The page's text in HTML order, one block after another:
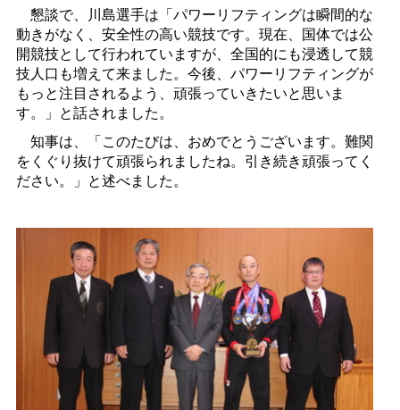
懇談で、川島選手は「パワーリフティングは瞬間的な
動きがなく、安全性の高い競技です。現在、国体では公
開競技として行われていますが、全国的にも浸透して競
技人口も増えて来ました。今後、パワーリフティングが
もっと注目されるよう、頑張っていきたいと思いま
す。」と話されました。
知事は、「このたびは、おめでとうございます。難関
をくぐり抜けて頑張られましたね。引き続き頑張ってく
ださい。」と述べました。